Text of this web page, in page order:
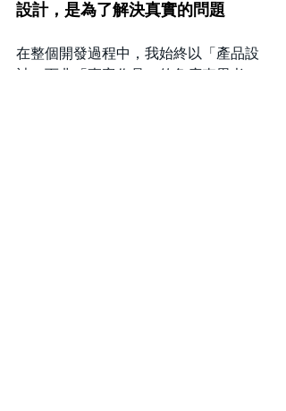
設計，是為了解決真實的問題
在整個開發過程中，我始終以「產品設
計」而非「專案作品」的角度來思考。